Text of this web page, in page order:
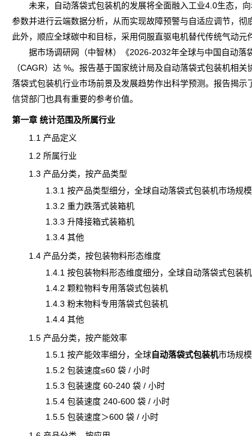
未来，自动落袋式包装机的发展将全面融入工业4.0生态，向
参数并进行云端数据分析，从而实现故障预警与自适应调节，
此外，顺应全球碳中和目标，采用伺服直驱电机替代传统气动
据市场调研网（中智林）《2026-2032年全球与中国自动落
（CAGR）达 %。报告基于国家统计局及自动落袋式包装机相
落袋式包装机行业市场前景及发展趋势作出科学预测。报告揭示
信贷部门也具有重要的参考价值。
第一章 统计范围及所属行业
1.1 产品定义
1.2 所属行业
1.3 产品分类，按产品类型
1.3.1 按产品类型细分，全球自动落袋式包装机市场规模
1.3.2 重力跌落式装箱机
1.3.3 升降接箱式装箱机
1.3.4 其他
1.4 产品分类，按包装物料形态维度
1.4.1 按包装物料形态维度细分，全球自动落袋式包装机
1.4.2 颗粒物料专用落袋式包装机
1.4.3 粉末物料专用落袋式包装机
1.4.4 其他
1.5 产品分类，按产能效率
1.5.1 按产能效率细分，全球自动落袋式包装机市场规模
1.5.2 包装速度≤60 袋 / 小时
1.5.3 包装速度 60-240 袋 / 小时
1.5.4 包装速度 240-600 袋 / 小时
1.5.5 包装速度＞600 袋 / 小时